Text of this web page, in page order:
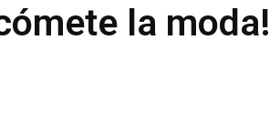
la moda!